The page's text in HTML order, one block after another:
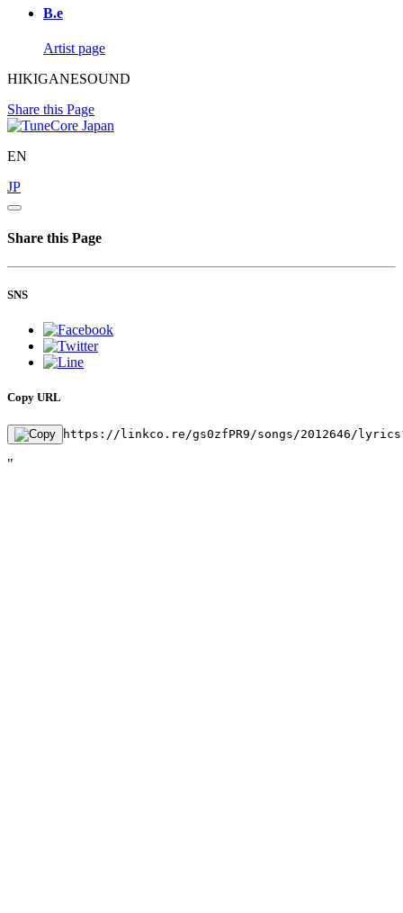
B.e
Artist page
HIKIGANESOUND
Share this Page
EN
JP
Share this Page
SNS
Copy URL
https://linkco.re/gs0zfPR9/songs/2012646/
"